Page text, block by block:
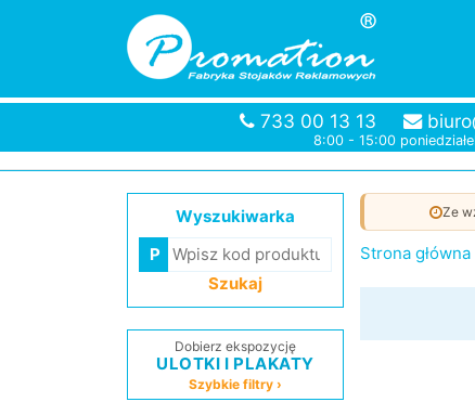
733 00 13 13
8:00 - 15:00
Wyszukiwarka
Szukaj
Dobierz ekspozycję
ULOTKI I PLAKATY
Szybkie filtry ›
Ze
Strona główna